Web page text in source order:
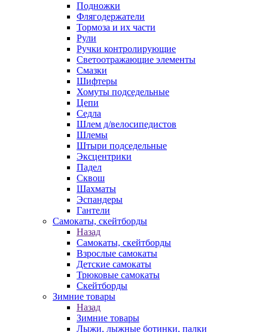
Подножки
Флягодержатели
Тормоза и их части
Рули
Ручки контролирующие
Светоотражающие элементы
Смазки
Шифтеры
Хомуты подседельные
Цепи
Седла
Шлем д/велосипедистов
Шлемы
Штыри подседельные
Эксцентрики
Падел
Сквош
Шахматы
Эспандеры
Гантели
Самокаты, скейтборды
Назад
Самокаты, скейтборды
Взрослые самокаты
Детские самокаты
Трюковые самокаты
Скейтборды
Зимние товары
Назад
Зимние товары
Лыжи, лыжные ботинки, палки